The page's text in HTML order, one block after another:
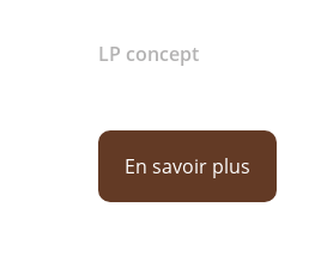
LP concept
En savoir plus